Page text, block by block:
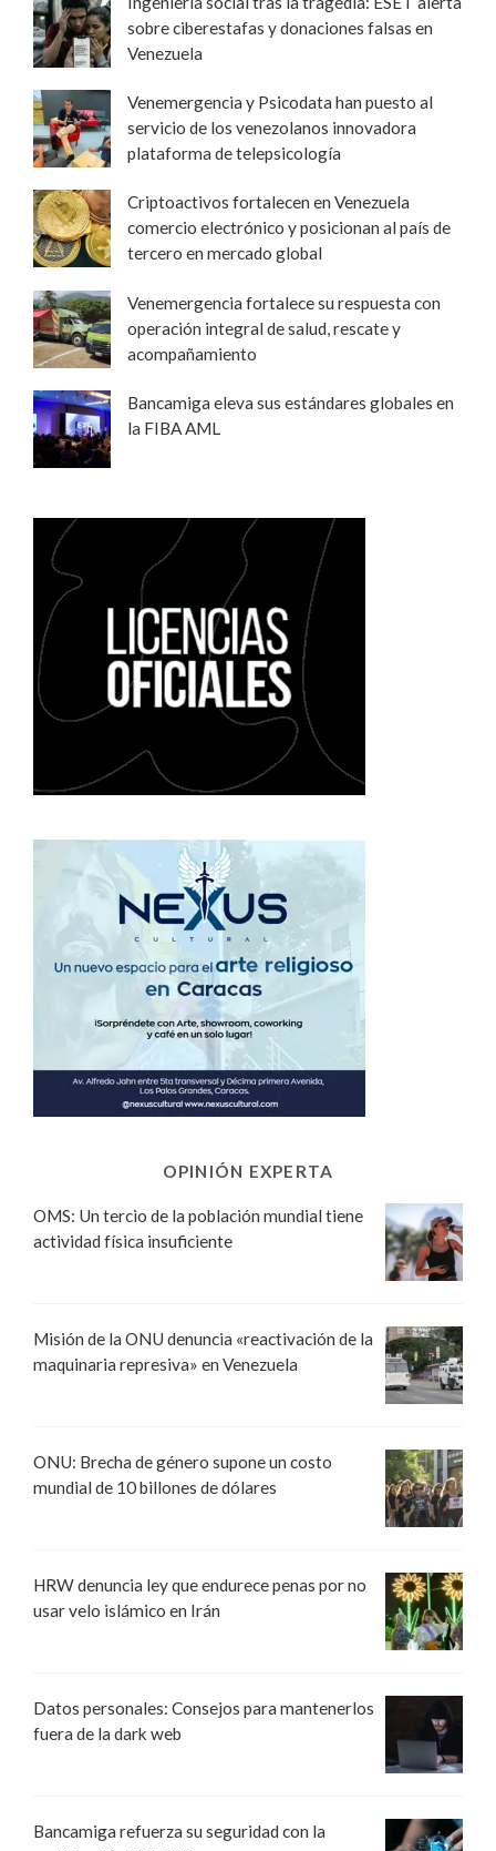
sobre ciberestafas y donaciones falsas en
Venezuela
Venemergencia y Psicodata han puesto al
servicio de los venezolanos innovadora
plataforma de telepsicología
Criptoactivos fortalecen en Venezuela
comercio electrónico y posicionan al país de
tercero en mercado global
Venemergencia fortalece su respuesta con
operación integral de salud, rescate y
acompañamiento
Bancamiga eleva sus estándares globales en
la FIBA AML
OPINIÓN EXPERTA
OMS: Un tercio de la población mundial tiene
actividad física insuficiente
Misión de la ONU denuncia «reactivación de la
maquinaria represiva» en Venezuela
ONU: Brecha de género supone un costo
mundial de 10 billones de dólares
HRW denuncia ley que endurece penas por no
usar velo islámico en Irán
Datos personales: Consejos para mantenerlos
fuera de la dark web
Bancamiga refuerza su seguridad con la